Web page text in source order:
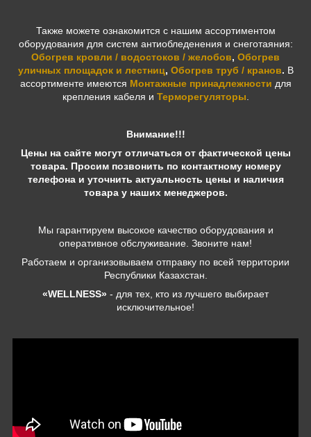
Также можете ознакомится с нашим ассортиментом
оборудования для систем антиобледенения и снеготаяния:
Обогрев кровли / водостоков / желобов, Обогрев
уличных площадок и лестниц, Обогрев труб / кранов. В
ассортименте имеются Монтажные принадлежности для
крепления кабеля и Терморегуляторы.
Внимание!!!
Цены на сайте могут отличаться от фактической цены
товара. Просим позвонить по контактному номеру
телефона и уточнить актуальность цены и наличия
товара у наших менеджеров.
Мы гарантируем высокое качество оборудования и
оперативное обслуживание. Звоните нам!
Работаем и организовываем отправку по всей территории
Республики Казахстан.
«WELLNESS» - для тех, кто из лучшего выбирает
исключительное!